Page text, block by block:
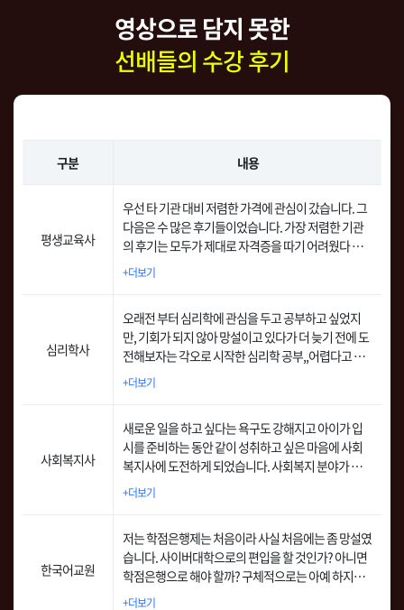
영상으로 담지 못한
선배들의 수강 후기
구분 내용
평생교육사
우선 타 기관 대비 저렴한 가격에 관심이 갔습니다. 그
다음은 수 많은 후기들이었습니다. 가장 저렴한 기관
의 후기는 모두가 제대로 자격증을 따기 어려웠다 또
는 점수를 제대로 못 받았다 던가 하는 식의 후기였는
데 이곳의 후기는 모두 휴넷을 칭찬만 하여 관심이 갔
+더보기
심리학사
오래전 부터 심리학에 관심을 두고 공부하고 싶었지
만, 기회가 되지 않아 망설이고 있다가 더 늦기 전에 도
전해보자는 각오로 시작한 심리학 공부,,어렵다고 생
각했지만 잘 만들어진 휴넷평생교육원 교안과 세심하
게 만들어진 교수진들의 영상을 보면서 교육 기간동안
+더보기
사회복지사
새로운 일을 하고 싶다는 욕구도 강해지고 아이가 입
시를 준비하는 동안 같이 성취하고 싶은 마음에 사회
복지사에 도전하게 되었습니다. 사회복지 분야가 향후
에도 수요가 증가하고 이에 따른 취업의 기회도 많을
것 같았고, 늦은 나이에 다시 시작하는 일은 금전적인
다.
+더보기
한국어교원
저는 학점은행제는 처음이라 사실 처음에는 좀 망설였
습니다. 사이버대학으로의 편입을 할 것인가? 아니면
학점은행으로 해야 할까? 구체적으로는 아예 하지말
까? 이러한 고민을 하다 말다를 반복하며 몇년을 보냈
+더보기